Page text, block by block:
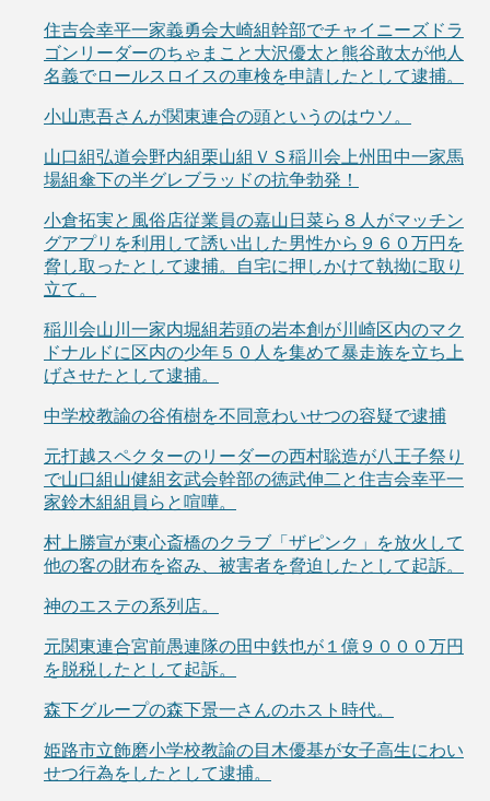
住吉会幸平一家義勇会大崎組幹部でチャイニーズドラ
ゴンリーダーのちゃまこと大沢優太と熊谷敢太が他人
名義でロールスロイスの車検を申請したとして逮捕。
小山恵吾さんが関東連合の頭というのはウソ。
山口組弘道会野内組栗山組ＶＳ稲川会上州田中一家馬
場組傘下の半グレブラッドの抗争勃発！
小倉拓実と風俗店従業員の嘉山日菜ら８人がマッチン
グアプリを利用して誘い出した男性から９６０万円を
脅し取ったとして逮捕。自宅に押しかけて執拗に取り
立て。
稲川会山川一家内堀組若頭の岩本創が川崎区内のマク
ドナルドに区内の少年５０人を集めて暴走族を立ち上
げさせたとして逮捕。
中学校教諭の谷侑樹を不同意わいせつの容疑で逮捕
元打越スペクターのリーダーの西村聡造が八王子祭り
で山口組山健組玄武会幹部の徳武伸二と住吉会幸平一
家鈴木組組員らと喧嘩。
村上勝宣が東心斎橋のクラブ「ザピンク」を放火して
他の客の財布を盗み、被害者を脅迫したとして起訴。
神のエステの系列店。
元関東連合宮前愚連隊の田中鉄也が１億９０００万円
を脱税したとして起訴。
森下グループの森下景一さんのホスト時代。
姫路市立飾磨小学校教諭の目木優基が女子高生にわい
せつ行為をしたとして逮捕。